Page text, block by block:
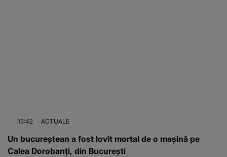
15:42 ACTUALE
Un bucureștean a fost lovit mortal de o mașină pe
Calea Dorobanți, din București